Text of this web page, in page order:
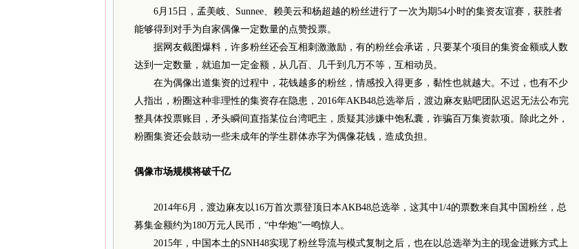
6月15日，孟美岐、Sunnee、赖美云和杨超越的粉丝进行了一次为期54小时的集资友谊赛，获胜者
能够得到对手为自家偶像一定数量的点赞投票。
据网友截图爆料，许多粉丝还会互相刺激激励，有的粉丝会承诺，只要某个项目的集资金额或人数
达到一定数量，就追加一定金额，从几百、几千到几万不等，互相动员。
在为偶像出道集资的过程中，花钱越多的粉丝，情感投入得更多，黏性也就越大。不过，也有不少
人指出，粉圈这种非理性的集资存在隐患，2016年AKB48总选举后，渡边麻友贴吧团队迟迟无法公布完
整具体投票账目，矛头瞬间直指某位台湾吧主，质疑其涉嫌中饱私囊，诈骗百万集资款项。除此之外，
粉圈集资还会鼓动一些未成年的学生群体赤字为偶像花钱，造成负担。
偶像市场规模将破千亿
2014年6月，渡边麻友以16万首次票登顶日本AKB48总选举，这其中1/4的票数来自其中国粉丝，总
募集金额约为180万元人民币，“中华炮”一鸣惊人。
2015年，中国本土的SNH48实现了粉丝导流与模式复制之后，也在以总选举为主的现金进账方式上